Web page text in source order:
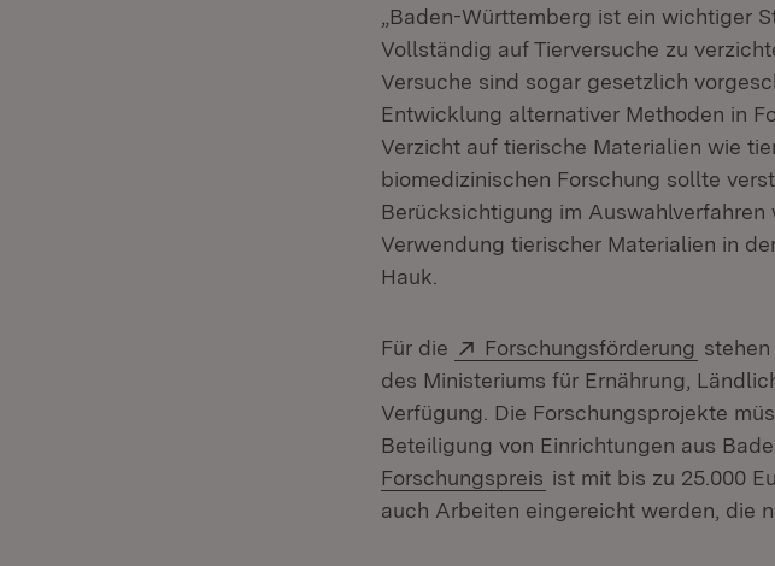
„Baden-Württemberg ist ein wichtiger
Vollständig auf Tierversuche zu
Versuche sind sogar gesetzlich
Entwicklung alternativer Methoden in
Verzicht auf tierische Materialien wie
biomedizinischen Forschung sollte
Berücksichtigung im
Verwendung tierischer Materialien in
Hauk.
Für die Extern:
Forschungsförderung (Öffnet
des Ministeriums für Ernährung,
Verfügung. Die Forschungsprojekte
Beteiligung von Einrichtungen aus
Forschungspreis (Öffnet in neuem
ist mit bis zu 25.000
auch Arbeiten eingereicht werden, die